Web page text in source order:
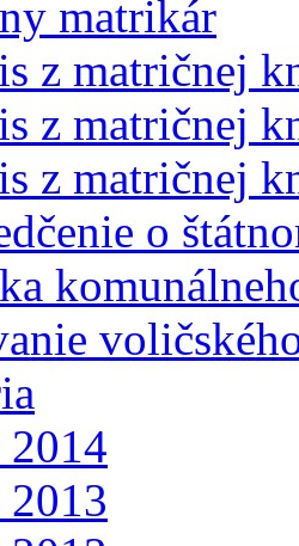
matrikár
z matričnej
z matričnej
z matričnej
o